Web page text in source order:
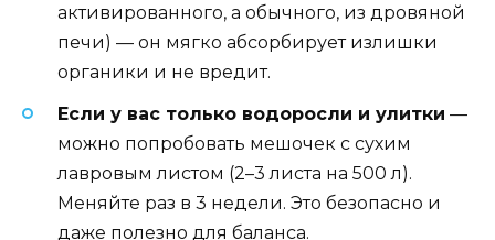
активированного, а обычного, из дровяной
печи) — он мягко абсорбирует излишки
органики и не вредит.
Если у вас только водоросли и улитки —
можно попробовать мешочек с сухим
лавровым листом (2–3 листа на 500 л).
Меняйте раз в 3 недели. Это безопасно и
даже полезно для баланса.